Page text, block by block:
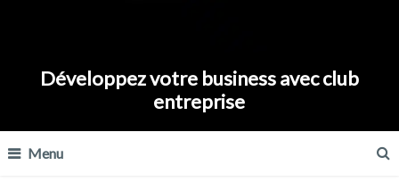
Développez votre business avec club
entreprise
Menu